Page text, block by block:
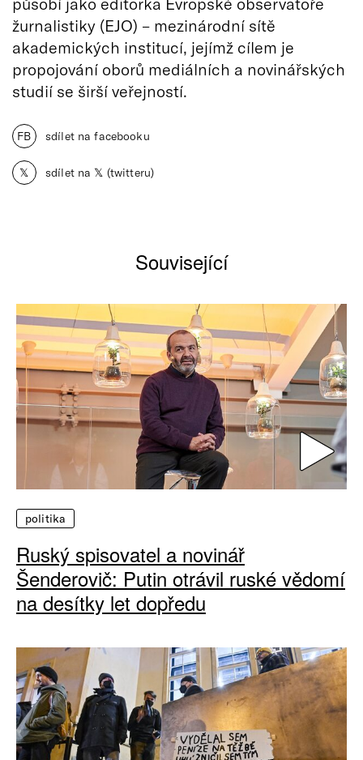
žurnalistiky (EJO) – mezinárodní sítě
akademických institucí, jejímž cílem je
propojování oborů mediálních a novinářských
studií se širší veřejností.
FB sdílet na facebooku
𝕏 sdílet na 𝕏 (twitteru)
Související
politika
Ruský spisovatel a novinář
Šenderovič: Putin otrávil ruské vědomí
na desítky let dopředu